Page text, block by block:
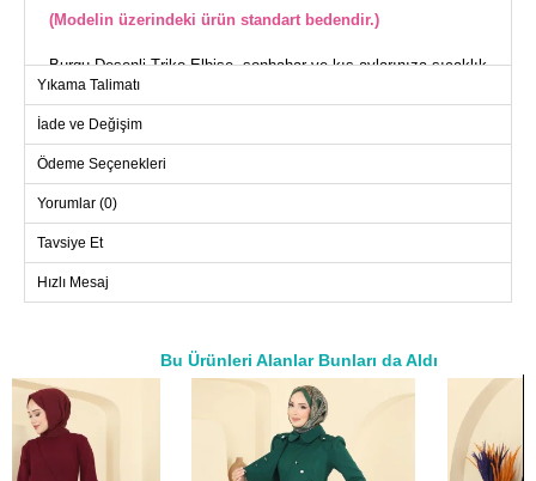
(Modelin üzerindeki ürün standart bedendir.)
Burgu Desenli Triko Elbise, sonbahar ve kış aylarınıza sıcaklık
ve şıklık katacak tesettür bir modeldir. Bu elbise, hassas
Standart bedenlerde üretilen bu triko elbise, herhangi bir
gardıroba kolayca uyum sağlar.
ELBİSE BEDEN ÖLÇÜLERİ
Beden
Standart
Yıkama Talimatı
İade ve Değişim
Ödeme Seçenekleri
Yorumlar (0)
Tavsiye Et
Hızlı Mesaj
Bu Ürünleri Alanlar Bunları da Aldı
a>